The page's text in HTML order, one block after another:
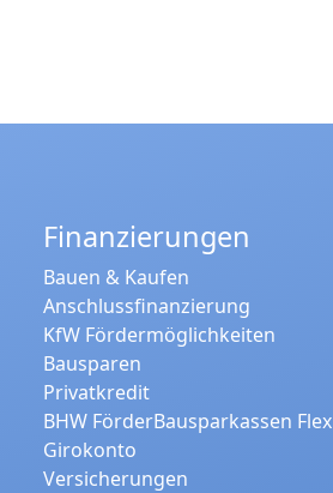
Finanzierungen
Bauen & Kaufen
Anschlussfinanzierung
KfW Fördermöglichkeiten
Bausparen
Privatkredit
BHW FörderBausparkassen Flex
Girokonto
Versicherungen